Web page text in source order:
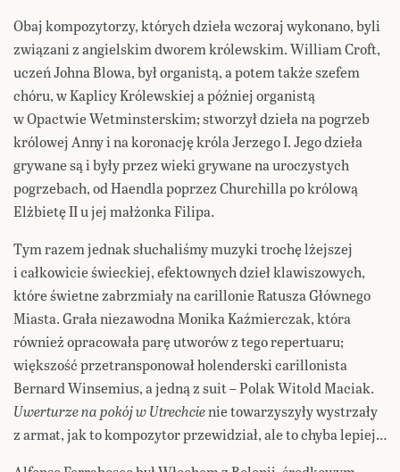
Obaj kompozytorzy, których dzieła wczoraj wykonano, byli
związani z angielskim dworem królewskim. William Croft,
uczeń Johna Blowa, był organistą, a potem także szefem
chóru, w Kaplicy Królewskiej a później organistą
w Opactwie Wetminsterskim; stworzył dzieła na pogrzeb
królowej Anny i na koronację króla Jerzego I. Jego dzieła
grywane są i były przez wieki grywane na uroczystych
pogrzebach, od Haendla poprzez Churchilla po królową
Elżbietę II u jej małżonka Filipa.
Tym razem jednak słuchaliśmy muzyki trochę lżejszej
i całkowicie świeckiej, efektownych dzieł klawiszowych,
które świetne zabrzmiały na carillonie Ratusza Głównego
Miasta. Grała niezawodna Monika Kaźmierczak, która
również opracowała parę utworów z tego repertuaru;
większość przetransponował holenderski carillonista
Bernard Winsemius, a jedną z suit – Polak Witold Maciak.
Uwerturze na pokój w Utrechcienie towarzyszyły wystrzały
z armat, jak to kompozytor przewidział, ale to chyba lepiej…